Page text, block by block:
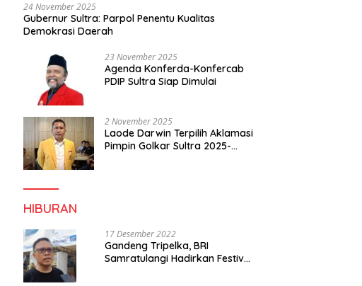
24 November 2025
Gubernur Sultra: Parpol Penentu Kualitas
Demokrasi Daerah
23 November 2025
Agenda Konferda-Konfercab
PDIP Sultra Siap Dimulai
2 November 2025
Laode Darwin Terpilih Aklamasi
Pimpin Golkar Sultra 2025-
HIBURAN
17 Desember 2022
Gandeng Tripelka, BRI
Samratulangi Hadirkan Festival